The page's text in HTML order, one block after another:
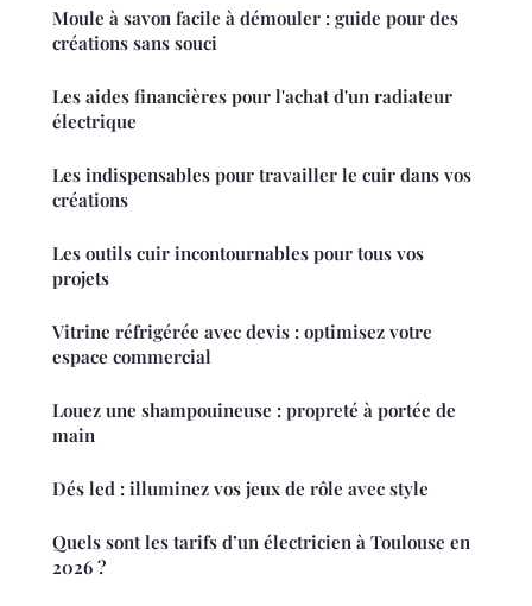
Moule à savon facile à démouler : guide pour des
créations sans souci
Les aides financières pour l'achat d'un radiateur
électrique
Les indispensables pour travailler le cuir dans vos
créations
Les outils cuir incontournables pour tous vos
projets
Vitrine réfrigérée avec devis : optimisez votre
espace commercial
Louez une shampouineuse : propreté à portée de
main
Dés led : illuminez vos jeux de rôle avec style
Quels sont les tarifs d’un électricien à Toulouse en
2026 ?